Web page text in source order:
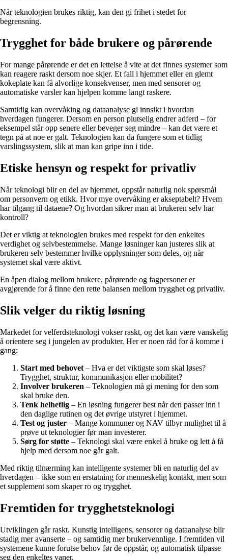
Når teknologien brukes riktig, kan den gi frihet i stedet for
begrensning.
Trygghet for både brukere og pårørende
For mange pårørende er det en lettelse å vite at det finnes systemer som
kan reagere raskt dersom noe skjer. Et fall i hjemmet eller en glemt
kokeplate kan få alvorlige konsekvenser, men med sensorer og
automatiske varsler kan hjelpen komme langt raskere.
Samtidig kan overvåking og dataanalyse gi innsikt i hvordan
hverdagen fungerer. Dersom en person plutselig endrer adferd – for
eksempel står opp senere eller beveger seg mindre – kan det være et
tegn på at noe er galt. Teknologien kan da fungere som et tidlig
varslingssystem, slik at man kan gripe inn i tide.
Etiske hensyn og respekt for privatliv
Når teknologi blir en del av hjemmet, oppstår naturlig nok spørsmål
om personvern og etikk. Hvor mye overvåking er akseptabelt? Hvem
har tilgang til dataene? Og hvordan sikrer man at brukeren selv har
kontroll?
Det er viktig at teknologien brukes med respekt for den enkeltes
verdighet og selvbestemmelse. Mange løsninger kan justeres slik at
brukeren selv bestemmer hvilke opplysninger som deles, og når
systemet skal være aktivt.
En åpen dialog mellom brukere, pårørende og fagpersoner er
avgjørende for å finne den rette balansen mellom trygghet og privatliv.
Slik velger du riktig løsning
Markedet for velferdsteknologi vokser raskt, og det kan være vanskelig
å orientere seg i jungelen av produkter. Her er noen råd for å komme i
gang:
Start med behovet – Hva er det viktigste som skal løses?
Trygghet, struktur, kommunikasjon eller mobilitet?
Involver brukeren – Teknologien må gi mening for den som
skal bruke den.
Tenk helhetlig – En løsning fungerer best når den passer inn i
den daglige rutinen og det øvrige utstyret i hjemmet.
Test og juster – Mange kommuner og NAV tilbyr mulighet til å
prøve ut teknologier før man investerer.
Sørg for støtte – Teknologi skal være enkel å bruke og lett å få
hjelp med dersom noe går galt.
Med riktig tilnærming kan intelligente systemer bli en naturlig del av
hverdagen – ikke som en erstatning for menneskelig kontakt, men som
et supplement som skaper ro og trygghet.
Fremtiden for trygghetsteknologi
Utviklingen går raskt. Kunstig intelligens, sensorer og dataanalyse blir
stadig mer avanserte – og samtidig mer brukervennlige. I fremtiden vil
systemene kunne forutse behov før de oppstår, og automatisk tilpasse
seg den enkeltes vaner.